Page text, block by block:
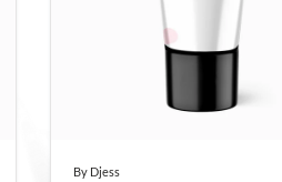
minder vijltijd —
3. Geen scherpe geur
In tegenstelling tot
By Djess